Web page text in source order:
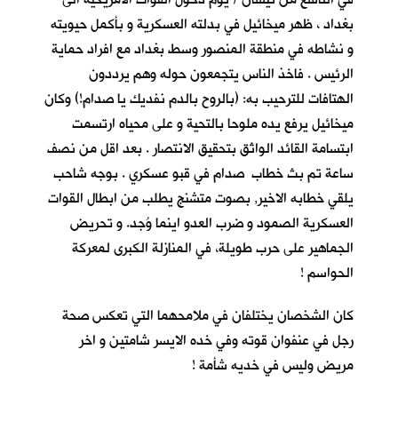
بغداد ، ظهر ميخائيل في بدلته العسكرية و بأكمل حيويته
و نشاطه في منطقة المنصور وسط بغداد مع افراد حماية
الرئيس . فاخذ الناس يتجمعون حوله وهم يرددون
الهتافات للترحيب به: (بالروح بالدم نفديك يا صدام!) وكان
ميخائيل يرفع يده ملوحا بالتحية و على محياه ارتسمت
ابتسامة القائد الواثق بتحقيق الانتصار . بعد اقل من نصف
ساعة تم بث خطاب صدام في قبو عسكري . بوجه شاحب
يلقي خطابه الاخير, بصوت متشنج يطلب من ابطال القوات
العسكرية الصمود و ضرب العدو اينما وُجد. و تحريض
الجماهير على حرب طويلة، في المنازلة الكبرى لمعركة
الحواسم !
كان الشخصان يختلفان في ملامحهما التي تعكس صحة
رجل في عنفوان قوته وفي خده الايسر شامتين و اخر
مريض وليس في خديه شأمة !